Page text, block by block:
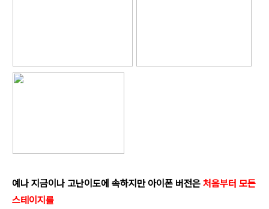
예나 지금이나 고난이도에 속하지만 아이폰 버전은 처음부터 모든
스테이지를